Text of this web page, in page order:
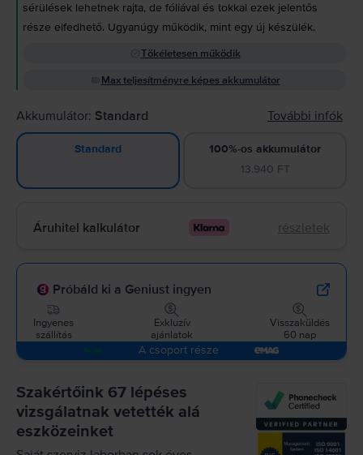
sérülések lehetnek rajta, de fóliával és tokkal ezek jelentős
része elfedhető. Ugyanúgy működik, mint egy új készülék.
Tökéletesen működik
Max teljesítményre képes akkumulátor
Akkumulátor: Standard További infók
Standard
100%-os akkumulátor
13.940 FT
Áruhitel kalkulátor részletek
Próbáld ki a Geniust ingyen
Ingyenes
szállítás
Exkluzív
ajánlatok
Visszaküldés
60 nap
A csoport része
Szakértőink 67 lépéses
vizsgálatnak vetették alá
eszközeinket